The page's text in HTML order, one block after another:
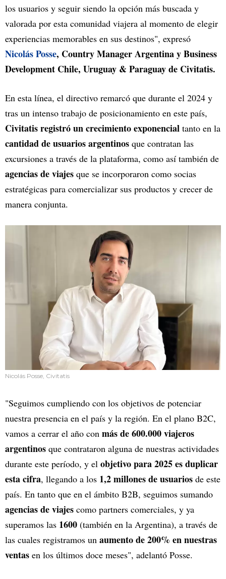
los usuarios y seguir siendo la opción más buscada y
valorada por esta comunidad viajera al momento de elegir
experiencias memorables en sus destinos", expresó
Nicolás Posse, Country Manager Argentina y Business
Development Chile, Uruguay & Paraguay de Civitatis.
En esta línea, el directivo remarcó que durante el 2024 y
tras un intenso trabajo de posicionamiento en este país,
Civitatis registró un crecimiento exponencial tanto en la
cantidad de usuarios argentinos que contratan las
excursiones a través de la plataforma, como así también de
agencias de viajes que se incorporaron como socias
estratégicas para comercializar sus productos y crecer de
manera conjunta.
Nicolás Posse, Civitatis
"Seguimos cumpliendo con los objetivos de potenciar
nuestra presencia en el país y la región. En el plano B2C,
vamos a cerrar el año con más de 600.000 viajeros
argentinos que contrataron alguna de nuestras actividades
durante este período, y el objetivo para 2025 es duplicar
esta cifra, llegando a los 1,2 millones de usuarios de este
país. En tanto que en el ámbito B2B, seguimos sumando
agencias de viajes como partners comerciales, y ya
superamos las 1600 (también en la Argentina), a través de
las cuales registramos un aumento de 200% en nuestras
ventas en los últimos doce meses", adelantó Posse.